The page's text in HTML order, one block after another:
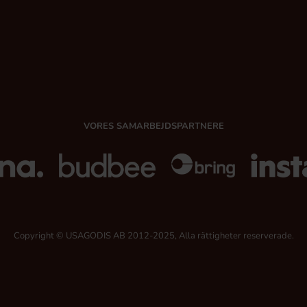
VORES SAMARBEJDSPARTNERE
Copyright © USAGODIS AB 2012-2025, Alla rättigheter reserverade.